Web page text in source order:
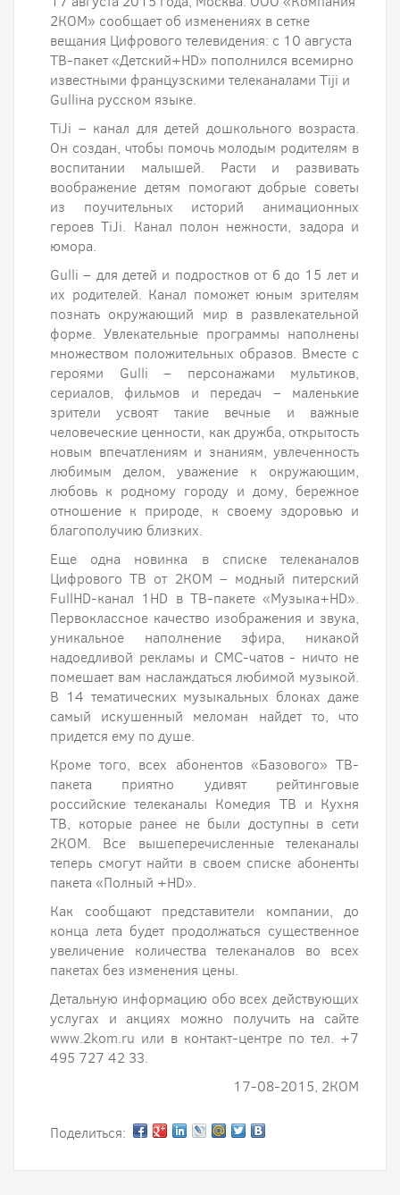
2КОМ» сообщает об изменениях в сетке
вещания Цифрового телевидения: с 10 августа
ТВ-пакет «Детский+HD» пополнился всемирно
известными французскими телеканалами Tiji и
Gulliна русском языке.
TiJi – канал для детей дошкольного возраста.
Он создан, чтобы помочь молодым родителям в
воспитании малышей. Расти и развивать
воображение детям помогают добрые советы
из поучительных историй анимационных
героев TiJi. Канал полон нежности, задора и
юмора.
Gulli – для детей и подростков от 6 до 15 лет и
их родителей. Канал поможет юным зрителям
познать окружающий мир в развлекательной
форме. Увлекательные программы наполнены
множеством положительных образов. Вместе с
героями Gulli – персонажами мультиков,
сериалов, фильмов и передач – маленькие
зрители усвоят такие вечные и важные
человеческие ценности, как дружба, открытость
новым впечатлениям и знаниям, увлеченность
любимым делом, уважение к окружающим,
любовь к родному городу и дому, бережное
отношение к природе, к своему здоровью и
благополучию близких.
Еще одна новинка в списке телеканалов
Цифрового ТВ от 2КОМ – модный питерский
FullHD-канал 1HD в ТВ-пакете «Музыка+HD».
Первоклассное качество изображения и звука,
уникальное наполнение эфира, никакой
надоедливой рекламы и СМС-чатов - ничто не
помешает вам наслаждаться любимой музыкой.
В 14 тематических музыкальных блоках даже
самый искушенный меломан найдет то, что
придется ему по душе.
Кроме того, всех абонентов «Базового» ТВ-
пакета приятно удивят рейтинговые
российские телеканалы Комедия ТВ и Кухня
ТВ, которые ранее не были доступны в сети
2КОМ. Все вышеперечисленные телеканалы
теперь смогут найти в своем списке абоненты
пакета «Полный +HD».
Как сообщают представители компании, до
конца лета будет продолжаться существенное
увеличение количества телеканалов во всех
пакетах без изменения цены.
Детальную информацию обо всех действующих
услугах и акциях можно получить на сайте
www.2kom.ru или в контакт-центре по тел. +7
495 727 42 33.
17-08-2015, 2КOM
Поделиться: